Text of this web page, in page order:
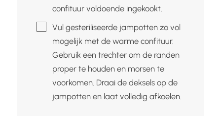
confituur voldoende ingekookt.
▢Vul gesteriliseerde jampotten zo vol
mogelijk met de warme confituur.
Gebruik een trechter om de randen
proper te houden en morsen te
voorkomen. Draai de deksels op de
jampotten en laat volledig afkoelen.